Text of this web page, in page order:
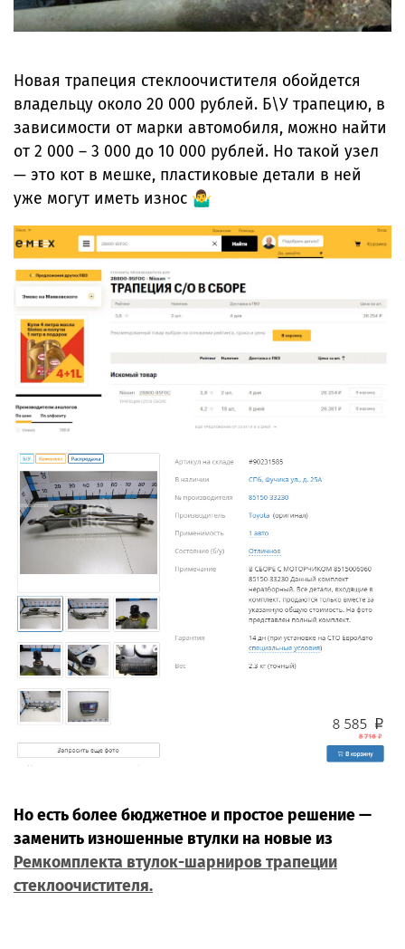
Новая трапеция стеклоочистителя обойдется
владельцу около 20 000 рублей. Б\У трапецию, в
зависимости от марки автомобиля, можно найти
от 2 000 – 3 000 до 10 000 рублей. Но такой узел
— это кот в мешке, пластиковые детали в ней
уже могут иметь износ 🤷‍♂️
Но есть более бюджетное и простое решение —
заменить изношенные втулки на новые из
Ремкомплекта втулок-шарниров трапеции
стеклоочистителя.